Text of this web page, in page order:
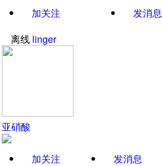
加关注 发消息
离线 linger
亚硝酸
加关注 发消息